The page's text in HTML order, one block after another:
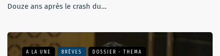
Douze ans après le crash du…
A LA UNE BRÈVES DOSSIER - THEMA